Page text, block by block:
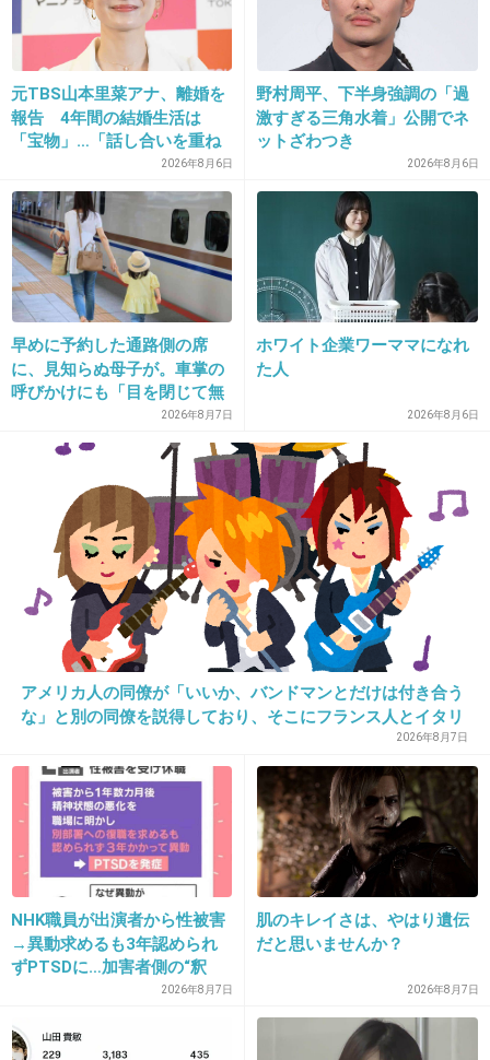
まあでもその線の電車利用する人はイライラし
てるんじゃない？混んでるなら。
私のところなんて田舎でまあまあ座るところも
あるのにイライラしてるおっさんとかおばあさ
に静か（でかいリュックは怖いが）
19. 匿名2017/01/30(月) 22:27:01
東急は、路線に依って、住民の性格が出てるっ
ていうか・・・とりあえず、東急池上線は、客
同士の喧嘩もないし、ちょっと遅れても皆さん
我慢してるし、平和です。
+359 -23
20. 匿名 2017/01/30(月) 22:27:03
質の悪い金持ちは、自分の事エラいと思ってる
から。人に横柄な態度も自分は許されるとでも
思ってるから。
+577 -11
21. 匿名2017/01/30(月) 22:27:03
見たよ
まあリップサービスもあるよね
でも田園都市線住民の意識高さは 異常
+612 -32
元TBS山本里菜アナ、離婚を
報告 4年間の結婚生活は
「宝物」…「話し合いを重ね
2026年8月6日
野村周平、下半身強調の「過
激すぎる三角水着」公開でネ
ットざわつき
2026年8月6日
早めに予約した通路側の席
に、見知らぬ母子が。車掌の
呼びかけにも「目を閉じて無
視」して居座られました。無
理やり奪われた席は、結
局“やったもん勝ち”になって
しまうのでしょうか？
2026年8月7日
ホワイト企業ワーママになれ
た人
2026年8月6日
アメリカ人の同僚が「いいか、バンドマンとだけは付き合う
な」と別の同僚を説得しており、そこにフランス人とイタリ
2026年8月7日
NHK職員が出演者から性被害
→異動求めるも3年認められ
ずPTSDに…加害者側の“釈
明”にコラムニスト「納得が
問題点も指摘
2026年8月7日
肌のキレイさは、やはり遺伝
だと思いませんか？
2026年8月7日